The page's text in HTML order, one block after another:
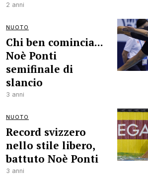
2 anni
NUOTO
Chi ben comincia...
Noè Ponti
semifinale di
slancio
3 anni
NUOTO
Record svizzero
nello stile libero,
battuto Noè Ponti
3 anni